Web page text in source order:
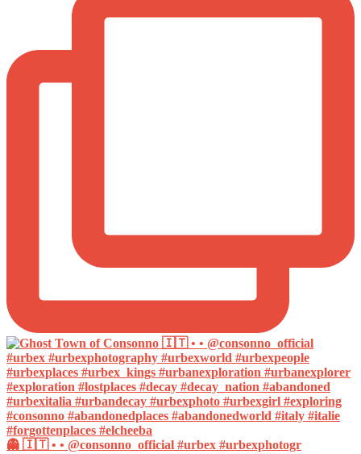
👻 🇮🇹 • • @consonno_official #urbex #urbexphotogr